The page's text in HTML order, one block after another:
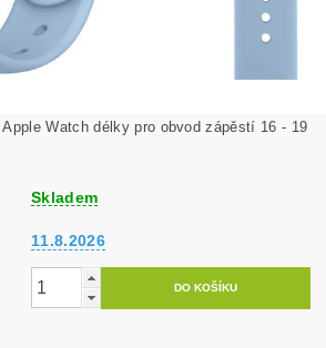
Watch délky pro obvod zápěstí 16 - 19
Skladem
11.8.2026